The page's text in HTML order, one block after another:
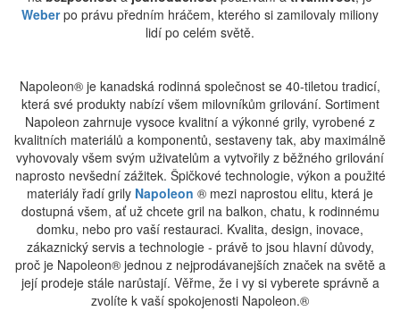
Weber po právu předním hráčem, kterého si zamilovaly miliony
lidí po celém světě.
Napoleon® je kanadská rodinná společnost se 40-tiletou tradicí,
která své produkty nabízí všem milovníkům grilování. Sortiment
Napoleon zahrnuje vysoce kvalitní a výkonné grily, vyrobené z
kvalitních materiálů a komponentů, sestaveny tak, aby maximálně
vyhovovaly všem svým uživatelům a vytvořily z běžného grilování
naprosto nevšední zážitek. Špičkové technologie, výkon a použité
materiály řadí grily Napoleon ® mezi naprostou elitu, která je
dostupná všem, ať už chcete gril na balkon, chatu, k rodinnému
domku, nebo pro vaší restauraci. Kvalita, design, inovace,
zákaznický servis a technologie - právě to jsou hlavní důvody,
proč je Napoleon® jednou z nejprodávanejších značek na světě a
její prodeje stále narůstají. Věřme, že i vy si vyberete správně a
zvolíte k vaší spokojenosti Napoleon.®